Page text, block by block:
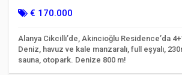
Full Eşyalı | 230m²
€ 170.000
Alanya Cikcilli’de, Akincioğlu Residence’da
Deniz, havuz ve kale manzaralı, full eşyalı,
sauna, otopark. Denize 800 m!